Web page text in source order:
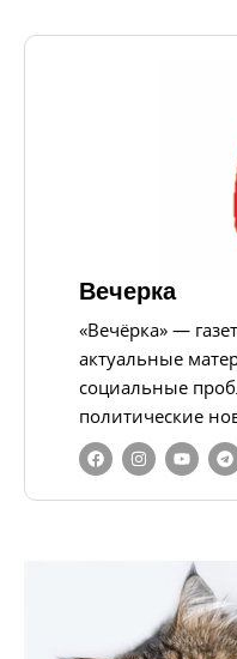
Вечерка
«Вечёрка» —
актуальные
социальные
политические